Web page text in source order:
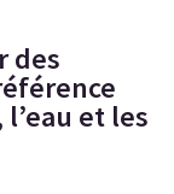
des
et les